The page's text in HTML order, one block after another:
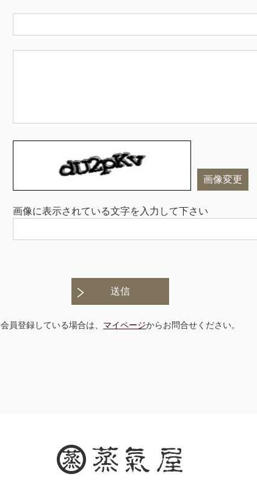
画像変更
画像に表示されている文字を入力して下さい
送信
会員登録している場合は、 マイページからお問合せください。